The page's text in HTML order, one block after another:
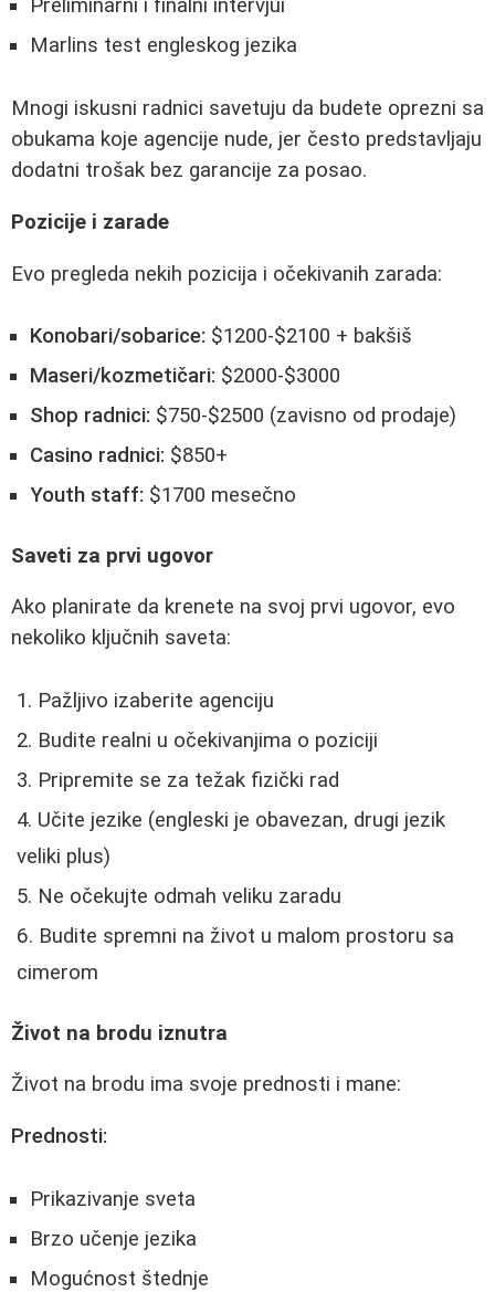
Preliminarni i finalni intervjui
Marlins test engleskog jezika
Mnogi iskusni radnici savetuju da budete oprezni sa
obukama koje agencije nude, jer često predstavljaju
dodatni trošak bez garancije za posao.
Pozicije i zarade
Evo pregleda nekih pozicija i očekivanih zarada:
Konobari/sobarice: $1200-$2100 + bakšiš
Maseri/kozmetičari: $2000-$3000
Shop radnici: $750-$2500 (zavisno od prodaje)
Casino radnici: $850+
Youth staff: $1700 mesečno
Saveti za prvi ugovor
Ako planirate da krenete na svoj prvi ugovor, evo
nekoliko ključnih saveta:
Pažljivo izaberite agenciju
Budite realni u očekivanjima o poziciji
Pripremite se za težak fizički rad
Učite jezike (engleski je obavezan, drugi jezik
veliki plus)
Ne očekujte odmah veliku zaradu
Budite spremni na život u malom prostoru sa
cimerom
Život na brodu iznutra
Život na brodu ima svoje prednosti i mane:
Prednosti:
Prikazivanje sveta
Brzo učenje jezika
Mogućnost štednje